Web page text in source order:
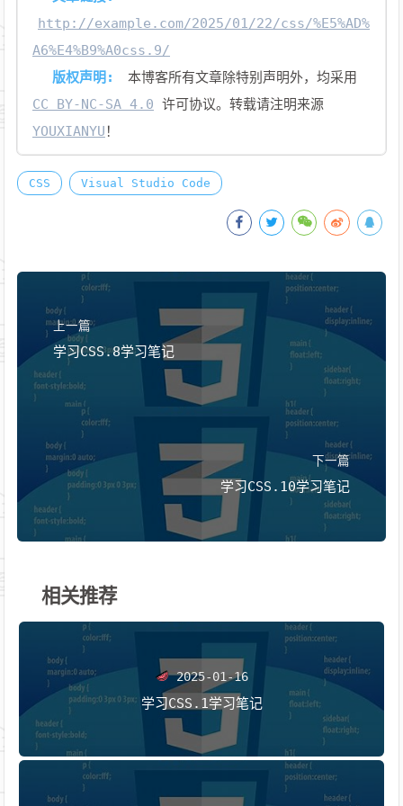
http://example.com/2025/01/22/css/%E5%AD%
A6%E4%B9%A0css.9/
版权声明:
本博客所有文章除特别声明外，均采用
CC BY-NC-SA 4.0 许可协议。转载请注明来源
YOUXIANYU ！
CSS Visual Studio Code
上一篇
学习CSS.8学习笔记
下一篇
学习CSS.10学习笔记
相关推荐
2025-01-16
学习CSS.1学习笔记